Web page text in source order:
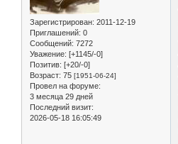
Зарегистрирован: 2011-12-19
Приглашений: 0
Сообщений: 7272
Уважение: [+1145/-0]
Позитив: [+20/-0]
Возраст: 75 [1951-06-24]
Провел на форуме:
3 месяца 29 дней
Последний визит:
2026-05-18 16:05:49